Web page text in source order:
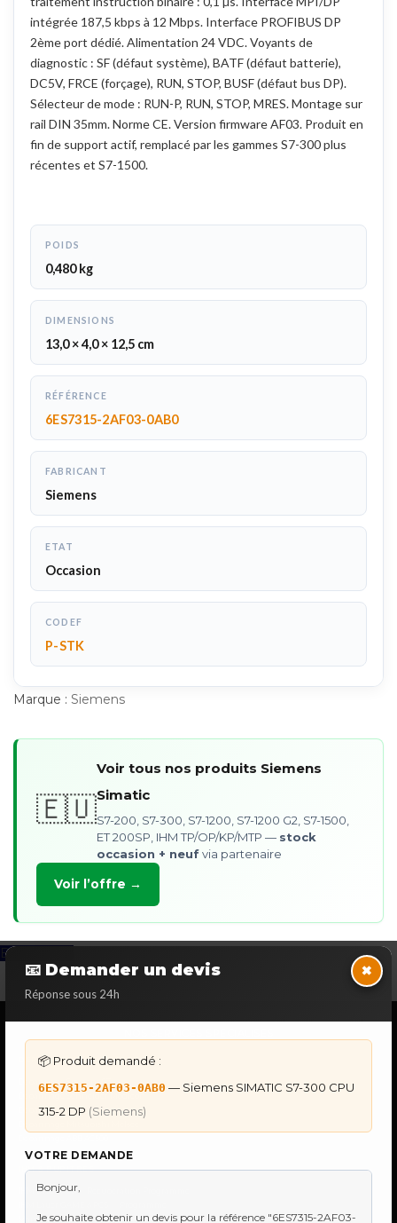
intégrée 187,5 kbps à 12 Mbps. Interface PROFIBUS DP
2ème port dédié. Alimentation 24 VDC. Voyants de
diagnostic : SF (défaut système), BATF (défaut batterie),
DC5V, FRCE (forçage), RUN, STOP, BUSF (défaut bus DP).
Sélecteur de mode : RUN-P, RUN, STOP, MRES. Montage sur
rail DIN 35mm. Norme CE. Version firmware AF03. Produit en
fin de support actif, remplacé par les gammes S7-300 plus
récentes et S7-1500.
POIDS
0,480 kg
DIMENSIONS
13,0 × 4,0 × 12,5 cm
RÉFÉRENCE
6ES7315-2AF03-0AB0
FABRICANT
Siemens
ETAT
Occasion
CODEF
P-STK
Marque : Siemens
🇪🇺
Voir tous nos produits Siemens
Simatic
S7-200, S7-300, S7-1200, S7-1200 G2, S7-1500,
ET 200SP, IHM TP/OP/KP/MTP — stock
occasion + neufvia partenaire
Voir l’offre →
📧 Demander un devis
Réponse sous 24h
×
📦 Produit demandé :
6ES7315-2AF03-0AB0 — Siemens SIMATIC S7-300 CPU
315-2 DP (Siemens)
VOTRE DEMANDE
Back to Top
DÉPANNAGE AUTOMATES
Dépannage Siemens S7
Dépannage Omron Sysmac
IHM & PUPITRES
IHM Lauer PCS — Récupération Programme
Maintenance Automatisme Industriel